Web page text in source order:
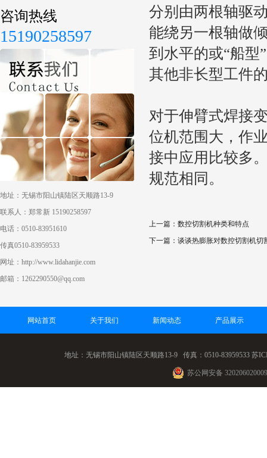
咨询热线
15190258597
地址：无锡市阳山镇陆区天顺路13-9
联系人：郑常新 15190258597
电话：0510-83951610
传真0510-83959533
网址：http://www.lidahanjie.com
邮箱：1262290550@qq.com
分别由两根轴驱
能绕另一根轴做
到水平的或“船型
其他非长型工件
对于伸臂式焊接
位机范围大，作
接中应用比较多
规范相同。
上一篇：数控切割机种类和特点
下一篇：谈谈热膨胀对数控切割机切
网站首页 关于我们 新闻动态 产品展示
地址：无锡市阳山镇陆区天顺路13-9 传真：0510-83959533 苏
苏公网安备